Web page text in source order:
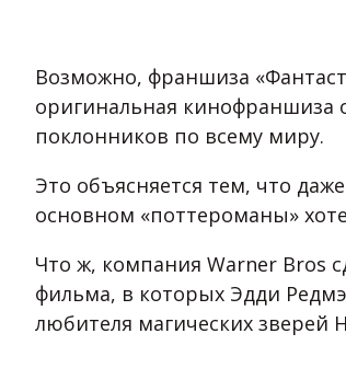
Возможно, франшиза
оригинальная кинофраншиза
поклонников по всему миру.
Это объясняется тем, что
основном «поттероманы»
Что ж, компания Warner Bros
фильма, в которых Эдди
любителя магических зверей